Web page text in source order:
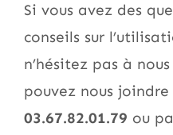
Si vous avez des
conseils sur
n’hésitez pas à
pouvez nous
03.67.82.01.79 ou